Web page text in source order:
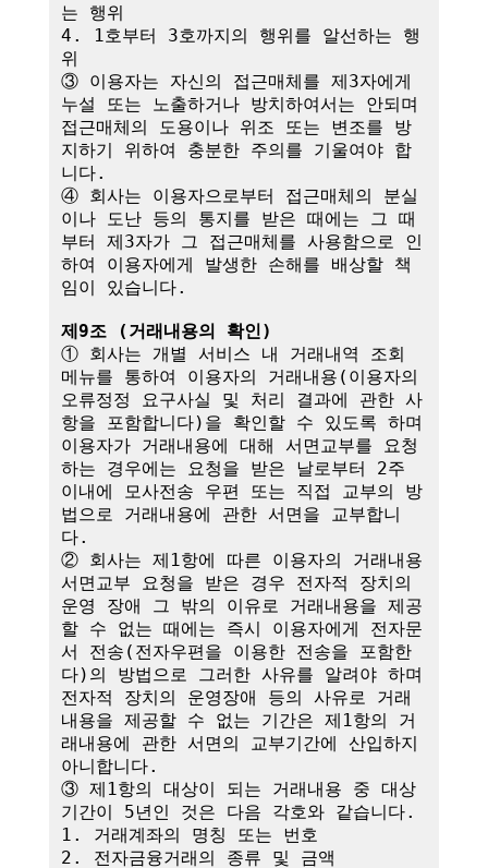
는 행위
4. 1호부터 3호까지의 행위를 알선하는 행
위
③ 이용자는 자신의 접근매체를 제3자에게
누설 또는 노출하거나 방치하여서는 안되며
접근매체의 도용이나 위조 또는 변조를 방
지하기 위하여 충분한 주의를 기울여야 합
니다.
④ 회사는 이용자으로부터 접근매체의 분실
이나 도난 등의 통지를 받은 때에는 그 때
부터 제3자가 그 접근매체를 사용함으로 인
하여 이용자에게 발생한 손해를 배상할 책
임이 있습니다.
제9조 (거래내용의 확인)
① 회사는 개별 서비스 내 거래내역 조회
메뉴를 통하여 이용자의 거래내용(이용자의
오류정정 요구사실 및 처리 결과에 관한 사
항을 포함합니다)을 확인할 수 있도록 하며
이용자가 거래내용에 대해 서면교부를 요청
하는 경우에는 요청을 받은 날로부터 2주
이내에 모사전송 우편 또는 직접 교부의 방
법으로 거래내용에 관한 서면을 교부합니
다.
② 회사는 제1항에 따른 이용자의 거래내용
서면교부 요청을 받은 경우 전자적 장치의
운영 장애 그 밖의 이유로 거래내용을 제공
할 수 없는 때에는 즉시 이용자에게 전자문
서 전송(전자우편을 이용한 전송을 포함한
다)의 방법으로 그러한 사유를 알려야 하며
전자적 장치의 운영장애 등의 사유로 거래
내용을 제공할 수 없는 기간은 제1항의 거
래내용에 관한 서면의 교부기간에 산입하지
아니합니다.
③ 제1항의 대상이 되는 거래내용 중 대상
기간이 5년인 것은 다음 각호와 같습니다.
1. 거래계좌의 명칭 또는 번호
2. 전자금융거래의 종류 및 금액